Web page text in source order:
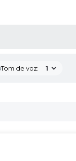
Tom de voz: